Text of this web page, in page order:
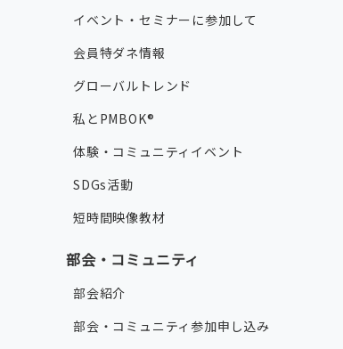
イベント・セミナーに参加して
会員特ダネ情報
グローバルトレンド
私とPMBOK®
体験・コミュニティイベント
SDGs活動
短時間映像教材
部会・コミュニティ
部会紹介
部会・コミュニティ参加申し込み